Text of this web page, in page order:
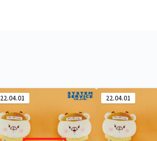
22.04.01 22.04.01